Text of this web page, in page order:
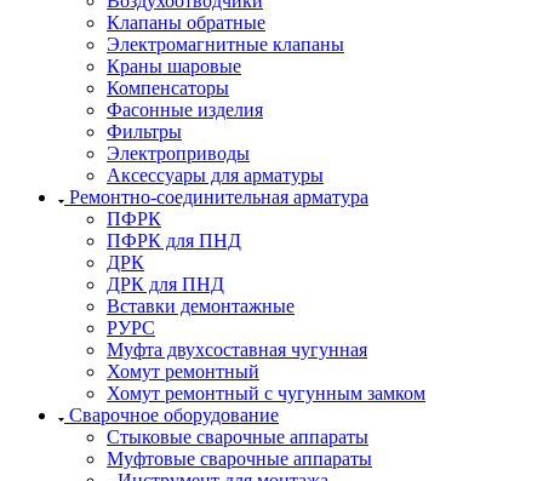
Клапаны обратные
Электромагнитные клапаны
Краны шаровые
Компенсаторы
Фасонные изделия
Фильтры
Электроприводы
Аксессуары для арматуры
Ремонтно-соединительная арматура
ПФРК
ПФРК для ПНД
ДРК
ДРК для ПНД
Вставки демонтажные
РУРС
Муфта двухсоставная чугунная
Хомут ремонтный
Хомут ремонтный с чугунным замком
Сварочное оборудование
Стыковые сварочные аппараты
Муфтовые сварочные аппараты